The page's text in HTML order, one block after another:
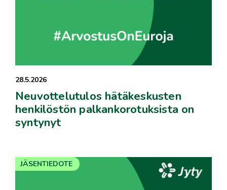
28.5.2026
Neuvottelutulos hätäkeskusten
henkilöstön palkankorotuksista on
syntynyt
JÄSENTIEDOTE